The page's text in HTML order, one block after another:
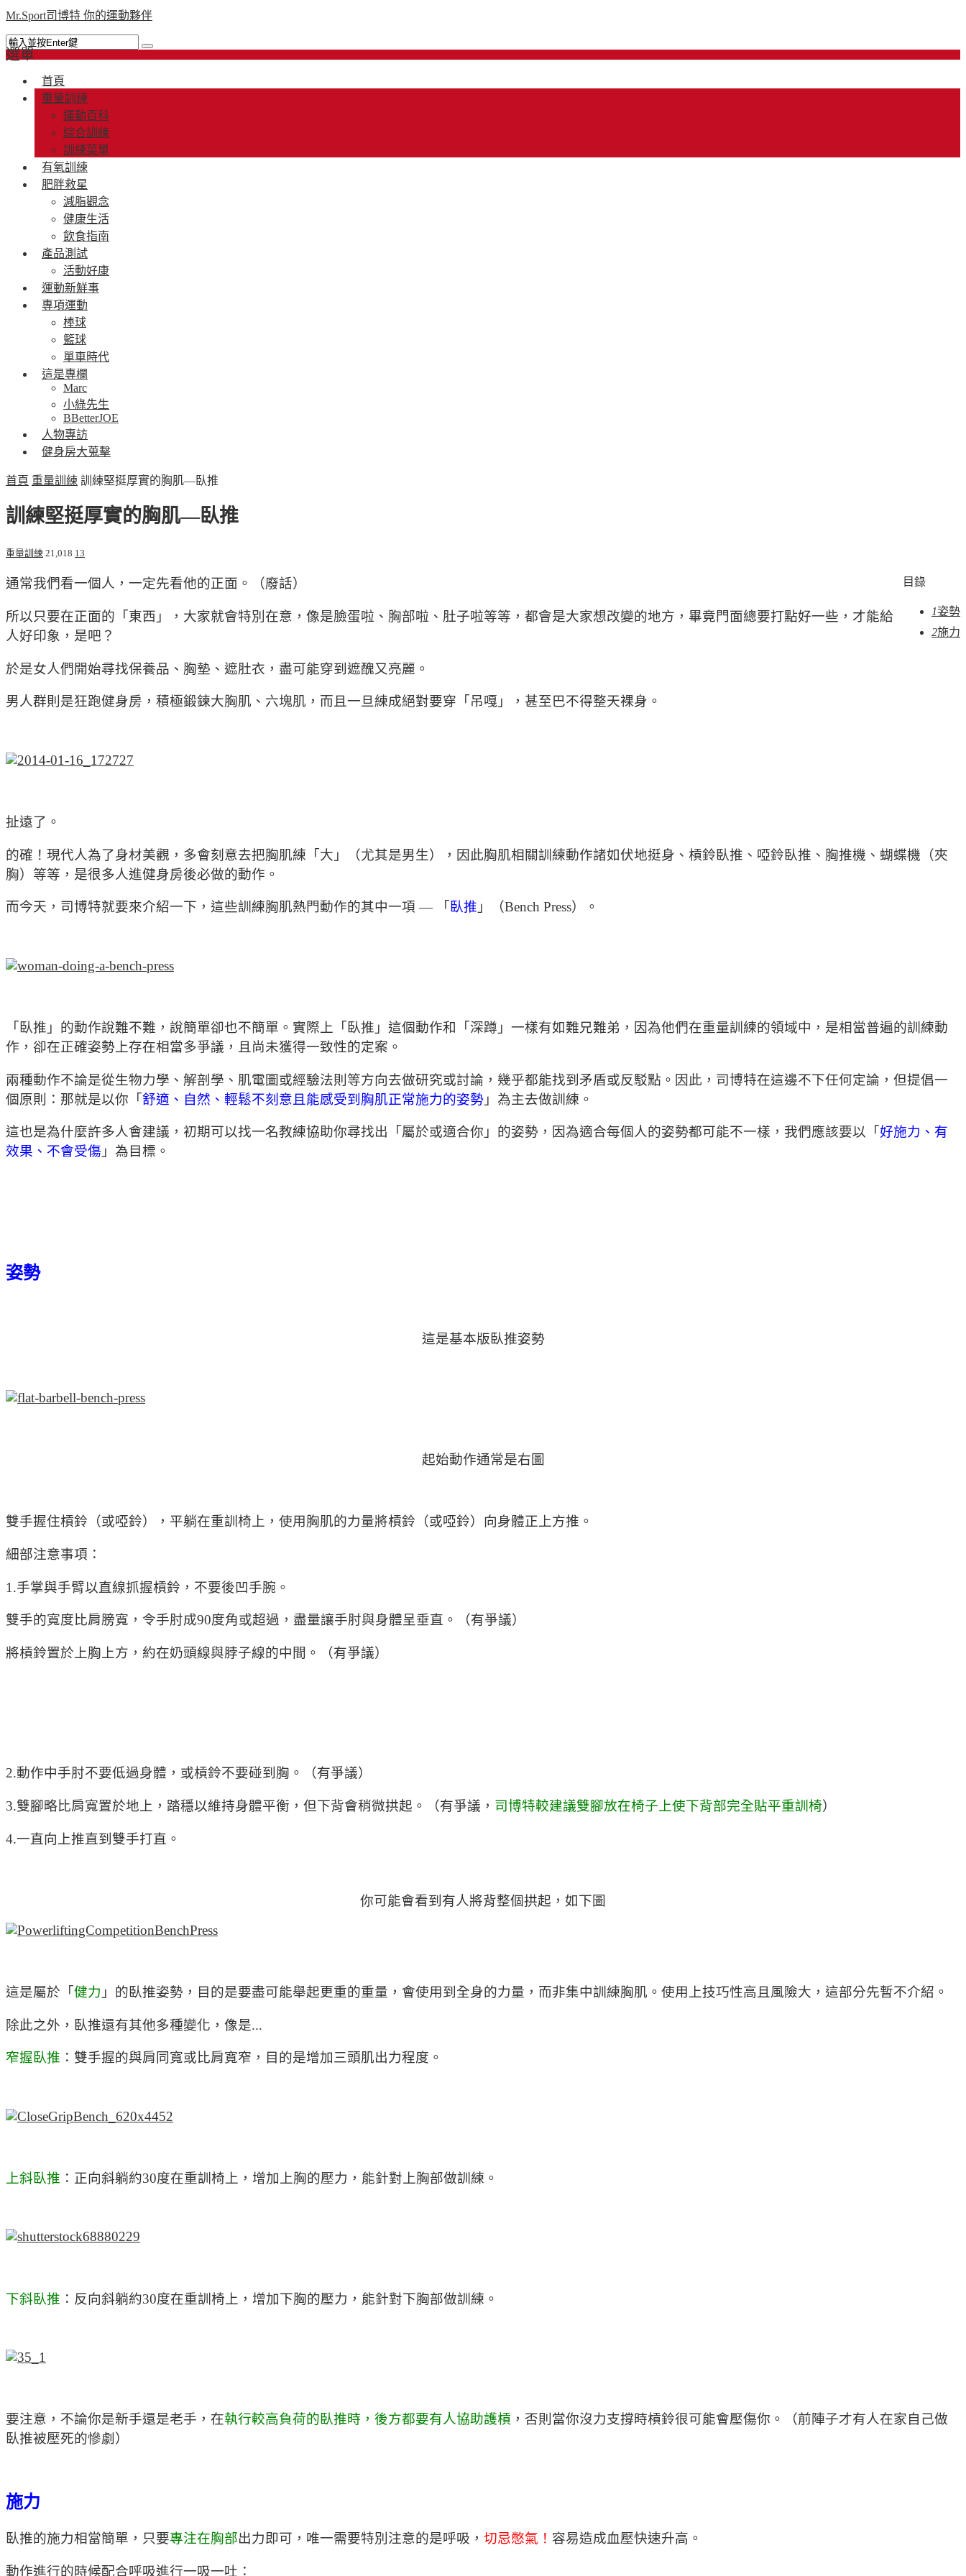
Mr.Sport司博特 你的運動夥伴
選單
首頁
重量訓練
運動百科
綜合訓練
訓練菜單
有氧訓練
肥胖救星
減脂觀念
健康生活
飲食指南
產品測試
活動好康
運動新鮮事
專項運動
棒球
籃球
單車時代
這是專欄
Marc
小綠先生
BBetterJOE
人物專訪
健身房大蒐擊
首頁 重量訓練 訓練堅挺厚實的胸肌—臥推
訓練堅挺厚實的胸肌—臥推
重量訓練 21,018 13
目錄
1姿勢
2施力
通常我們看一個人，一定先看他的正面。（廢話）
所以只要在正面的「東西」，大家就會特別在意，像是臉蛋啦、胸部啦、肚子啦等等，都會是大家想改變的地方，畢竟門面總要打點好一些，才能給
人好印象，是吧？
於是女人們開始尋找保養品、胸墊、遮肚衣，盡可能穿到遮醜又亮麗。
男人群則是狂跑健身房，積極鍛鍊大胸肌、六塊肌，而且一旦練成絕對要穿「吊嘎」，甚至巴不得整天裸身。
扯遠了。
的確！現代人為了身材美觀，多會刻意去把胸肌練「大」（尤其是男生），因此胸肌相關訓練動作諸如伏地挺身、槓鈴臥推、啞鈴臥推、胸推機、蝴蝶機（夾
胸）等等，是很多人進健身房後必做的動作。
而今天，司博特就要來介紹一下，這些訓練胸肌熱門動作的其中一項 — 「 臥推 」（Bench Press）。
「臥推」的動作說難不難，說簡單卻也不簡單。實際上「臥推」這個動作和「深蹲」一樣有如難兄難弟，因為他們在重量訓練的領域中，是相當普遍的訓練動
作，卻在正確姿勢上存在相當多爭議，且尚未獲得一致性的定案。
兩種動作不論是從生物力學、解剖學、肌電圖或經驗法則等方向去做研究或討論，幾乎都能找到矛盾或反駁點。因此，司博特在這邊不下任何定論，但提倡一
個原則：那就是以你「舒適、自然、輕鬆不刻意且能感受到胸肌正常施力的姿勢 」為主去做訓練。
這也是為什麼許多人會建議，初期可以找一名教練協助你尋找出「屬於或適合你」的姿勢，因為適合每個人的姿勢都可能不一樣，我們應該要以「 好施力、有
效果、不會受傷 」為目標。
姿勢
這是基本版臥推姿勢
起始動作通常是右圖
雙手握住槓鈴（或啞鈴），平躺在重訓椅上，使用胸肌的力量將槓鈴（或啞鈴）向身體正上方推。
細部注意事項：
1.手掌與手臂以直線抓握槓鈴，不要後凹手腕。
雙手的寬度比肩膀寬，令手肘成90度角或超過，盡量讓手肘與身體呈垂直。（有爭議）
將槓鈴置於上胸上方，約在奶頭線與脖子線的中間。（有爭議）
2.動作中手肘不要低過身體，或槓鈴不要碰到胸。（有爭議）
3.雙腳略比肩寬置於地上，踏穩以維持身體平衡，但下背會稍微拱起。（有爭議， 司博特較建議雙腳放在椅子上使下背部完全貼平重訓椅）
4.一直向上推直到雙手打直。
你可能會看到有人將背整個拱起，如下圖
這是屬於「 健力 」的臥推姿勢，目的是要盡可能舉起更重的重量，會使用到全身的力量，而非集中訓練胸肌。使用上技巧性高且風險大，這部分先暫不介紹。
除此之外，臥推還有其他多種變化，像是...
窄握臥推 ：雙手握的與肩同寬或比肩寬窄，目的是增加三頭肌出力程度。
上斜臥推 ：正向斜躺約30度在重訓椅上，增加上胸的壓力，能針對上胸部做訓練。
下斜臥推 ：反向斜躺約30度在重訓椅上，增加下胸的壓力，能針對下胸部做訓練。
要注意，不論你是新手還是老手，在執行較高負荷的臥推時，後方都要有人協助護槓 ，否則當你沒力支撐時槓鈴很可能會壓傷你。（前陣子才有人在家自己做
臥推被壓死的慘劇）
施力
臥推的施力相當簡單，只要專注在胸部出力即可，唯一需要特別注意的是呼吸， 切忌憋氣！ 容易造成血壓快速升高。
動作進行的時候配合呼吸進行一吸一吐：